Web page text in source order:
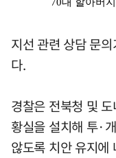
지선 관련 상담 문
다.
경찰은 전북청 및
황실을 설치해 투·
않도록 치안 유지에